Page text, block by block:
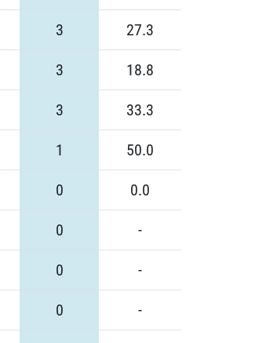
3 27.3
3 18.8
3 33.3
1 50.0
0 0.0
0 -
0 -
0 -